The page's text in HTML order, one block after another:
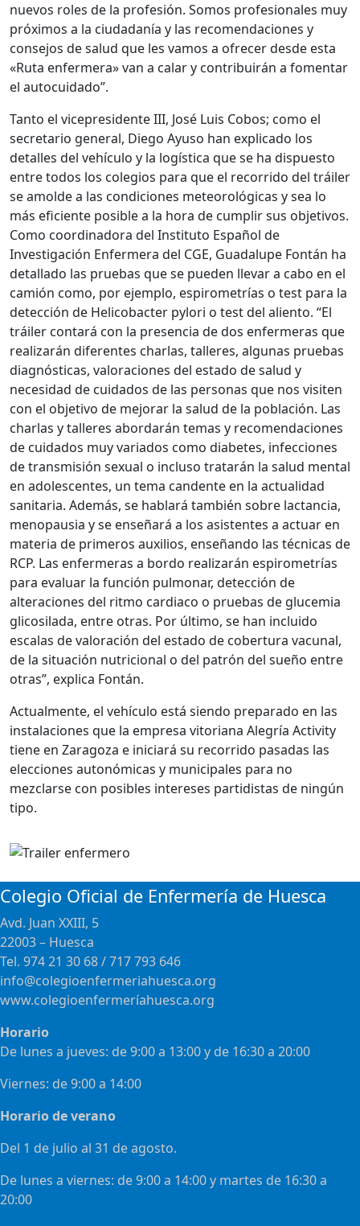
nuevos roles de la profesión. Somos profesionales muy
próximos a la ciudadanía y las recomendaciones y
consejos de salud que les vamos a ofrecer desde esta
«Ruta enfermera» van a calar y contribuirán a fomentar
el autocuidado”.
Tanto el vicepresidente III, José Luis Cobos; como el
secretario general, Diego Ayuso han explicado los
detalles del vehículo y la logística que se ha dispuesto
entre todos los colegios para que el recorrido del tráiler
se amolde a las condiciones meteorológicas y sea lo
más eficiente posible a la hora de cumplir sus objetivos.
Como coordinadora del Instituto Español de
Investigación Enfermera del CGE, Guadalupe Fontán ha
detallado las pruebas que se pueden llevar a cabo en el
camión como, por ejemplo, espirometrías o test para la
detección de Helicobacter pylori o test del aliento. “El
tráiler contará con la presencia de dos enfermeras que
realizarán diferentes charlas, talleres, algunas pruebas
diagnósticas, valoraciones del estado de salud y
necesidad de cuidados de las personas que nos visiten
con el objetivo de mejorar la salud de la población. Las
charlas y talleres abordarán temas y recomendaciones
de cuidados muy variados como diabetes, infecciones
de transmisión sexual o incluso tratarán la salud mental
en adolescentes, un tema candente en la actualidad
sanitaria. Además, se hablará también sobre lactancia,
menopausia y se enseñará a los asistentes a actuar en
materia de primeros auxilios, enseñando las técnicas de
RCP. Las enfermeras a bordo realizarán espirometrías
para evaluar la función pulmonar, detección de
alteraciones del ritmo cardiaco o pruebas de glucemia
glicosilada, entre otras. Por último, se han incluido
escalas de valoración del estado de cobertura vacunal,
de la situación nutricional o del patrón del sueño entre
otras”, explica Fontán.
Actualmente, el vehículo está siendo preparado en las
instalaciones que la empresa vitoriana Alegría Activity
tiene en Zaragoza e iniciará su recorrido pasadas las
elecciones autonómicas y municipales para no
mezclarse con posibles intereses partidistas de ningún
tipo.
Colegio Oficial de Enfermería de Huesca
Avd. Juan XXIII, 5
22003 – Huesca
Tel. 974 21 30 68 / 717 793 646
info@colegioenfermeriahuesca.org
www.colegioenfermeríahuesca.org
Horario
De lunes a jueves: de 9:00 a 13:00 y de 16:30 a 20:00
Viernes: de 9:00 a 14:00
Horario de verano
Del 1 de julio al 31 de agosto.
De lunes a viernes: de 9:00 a 14:00 y martes de 16:30 a
20:00